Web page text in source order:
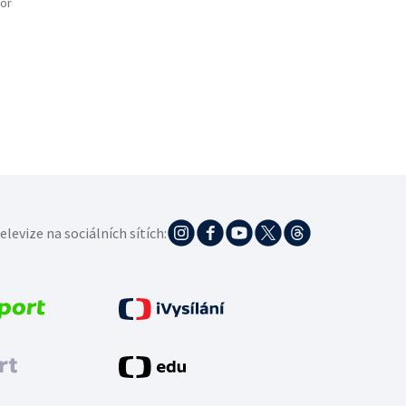
na sociálních sítích: